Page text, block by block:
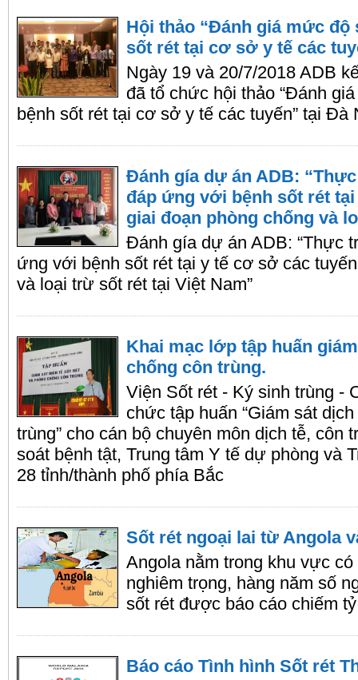
Hội thảo “Đánh giá mức
sốt rét tại cơ sở y tế các
Ngày 19 và 20/7/2018 ADB
đã tổ chức hội thảo “Đánh
bệnh sốt rét tại cơ sở y tế các tuyến” tại Đà
Đánh gía dự án ADB:
đáp ứng với bệnh sốt rét
giai đoạn phòng chống và
Đánh gía dự án ADB: “Thực
ứng với bệnh sốt rét tại y tế cơ sở các
và loại trừ sốt rét tại Việt Nam”
Khai mạc lớp tập huấn
chống côn trùng.
Viện Sốt rét - Ký sinh trùng -
chức tập huấn “Giám sát
trùng” cho cán bộ chuyên môn dịch tễ, côn
soát bệnh tật, Trung tâm Y tế dự phòng và
28 tỉnh/thành phố phía Bắc
Sốt rét ngoại lai từ Angola
Angola nằm trong khu vực
nghiêm trọng, hàng năm số
sốt rét được báo cáo chiếm
Báo cáo Tình hình Sốt rét